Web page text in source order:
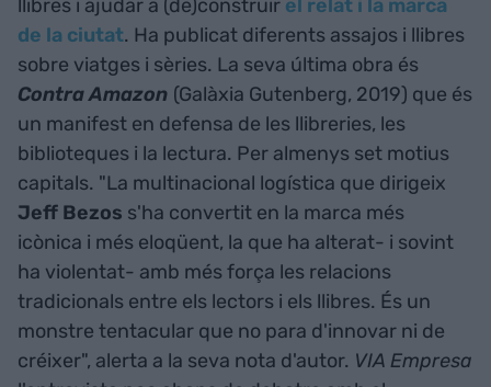
llibres i ajudar a (de)construir el relat i la marca
de la ciutat. Ha publicat diferents assajos i llibres
sobre viatges i sèries. La seva última obra és
Contra Amazon (Galàxia Gutenberg, 2019) que és
un manifest en defensa de les llibreries, les
biblioteques i la lectura. Per almenys set motius
capitals. "La multinacional logística que dirigeix
Jeff Bezos s'ha convertit en la marca més
icònica i més eloqüent, la que ha alterat- i sovint
ha violentat- amb més força les relacions
tradicionals entre els lectors i els llibres. És un
monstre tentacular que no para d'innovar ni de
créixer", alerta a la seva nota d'autor. VIA Empresa